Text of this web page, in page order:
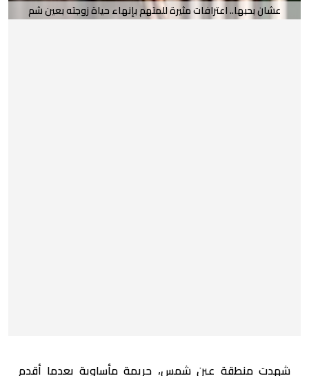
عشان بحبها.. اعترافات مثيرة للمتهم بإنهاء حياة زوجته بعين شم
شهدت منطقة عين شمس، جريمة مأساوية بعدما أقدم